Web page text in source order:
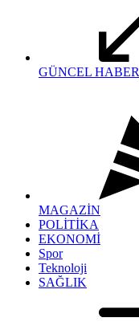
GÜNCEL HABER
MAGAZİN
POLİTİKA
EKONOMİ
Spor
Teknoloji
SAĞLIK